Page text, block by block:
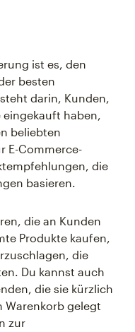
ist es, den
besten
darin, Kunden,
eingekauft haben,
beliebten
E-Commerce-
die
basieren.
die an Kunden
Produkte kaufen,
die
Du kannst auch
die sie kürzlich
Warenkorb gelegt
zur